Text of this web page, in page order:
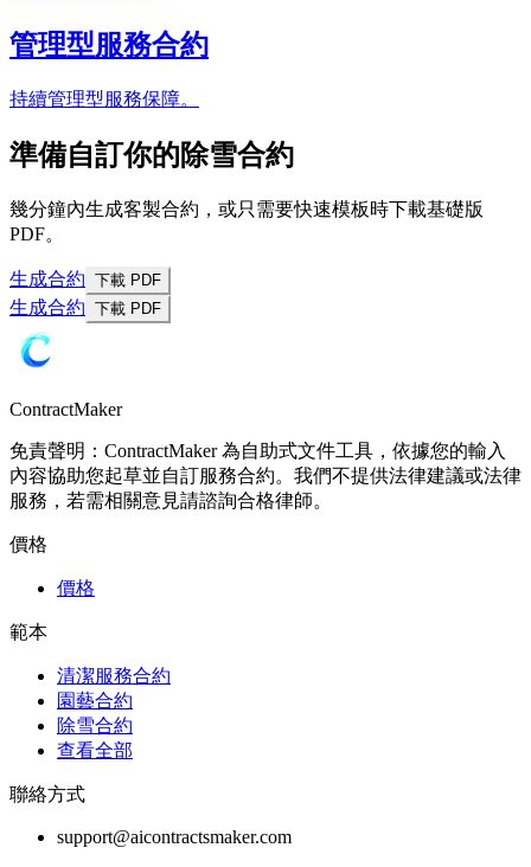
管理型服務合約
持續管理型服務保障。
準備自訂你的除雪合約
幾分鐘內生成客製合約，或只需要快速模板時下載基礎版
PDF。
生成合約 下載 PDF
生成合約 下載 PDF
ContractMaker
免責聲明：ContractMaker 為自助式文件工具，依據您的輸入
內容協助您起草並自訂服務合約。我們不提供法律建議或法律
服務，若需相關意見請諮詢合格律師。
價格
價格
範本
清潔服務合約
園藝合約
除雪合約
查看全部
聯絡方式
support@aicontractsmaker.com